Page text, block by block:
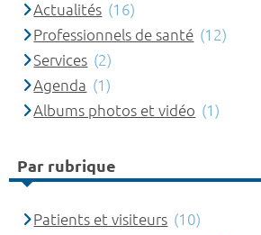
Actualités (16)
Professionnels de santé (12)
Services (2)
Agenda (1)
Albums photos et vidéo (1)
Par rubrique
Patients et visiteurs (10)